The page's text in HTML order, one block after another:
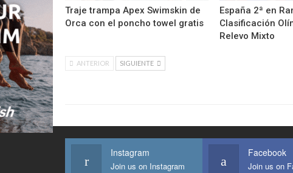
Traje trampa Apex Swimskin de
Orca con el poncho towel gratis
España 2ª en
Clasificación
Relevo Mixto
ANTERIOR SIGUIENTE
Instagram
Join us on Instagram
Facebook
Join us on